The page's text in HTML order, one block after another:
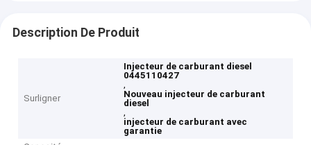
Description De Produit
Surligner
Injecteur de carburant diesel
0445110427
,
Nouveau injecteur de carburant
diesel
,
injecteur de carburant avec
garantie